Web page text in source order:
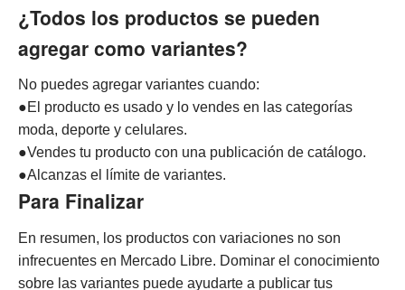
¿Todos los productos se pueden
agregar como variantes?
No puedes agregar variantes cuando:
●El producto es usado y lo vendes en las categorías
moda, deporte y celulares.
●Vendes tu producto con una publicación de catálogo.
●Alcanzas el límite de variantes.
Para Finalizar
En resumen, los productos con variaciones no son
infrecuentes en Mercado Libre. Dominar el conocimiento
sobre las variantes puede ayudarte a publicar tus